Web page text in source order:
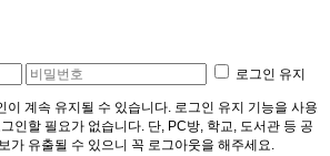
로그인 유지
이 계속 유지될 수 있습니다. 로그인 유지 기능을 사용
인할 필요가 없습니다. 단, PC방, 학교, 도서관 등 공
가 유출될 수 있으니 꼭 로그아웃을 해주세요.